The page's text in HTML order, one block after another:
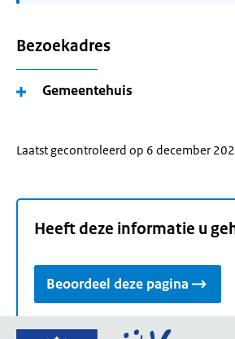
Bezoekadres
Gemeentehuis
Laatst gecontroleerd op 6 december
Heeft deze informatie u
Beoordeel deze pagina